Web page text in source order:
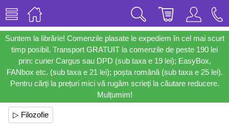
Suntem la librărie! Comenzile plasate le expediem în cel mai scurt
timp posibil. Transport GRATUIT la comenzile de peste 190 lei
prin: curier Cargus sau DPD (sub taxa e 19 lei); EasyBox,
FANbox etc. (sub taxa e 21 lei); poșta română (sub taxa e 25 lei).
Pentru cărți la prețuri mici vă rugăm scrieți la căutare reducere.
Mulțumim!
▷ Filozofie